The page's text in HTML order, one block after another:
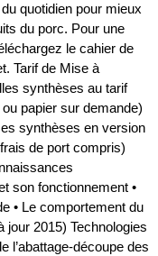
quotidien pour mieux
du porc. Pour une
le cahier de
Tarif de Mise à
synthèses au tarif
papier sur demande)
synthèses en version
de port compris)
son fonctionnement •
• Le comportement du
jour 2015) Technologies
l’abattage-découpe des